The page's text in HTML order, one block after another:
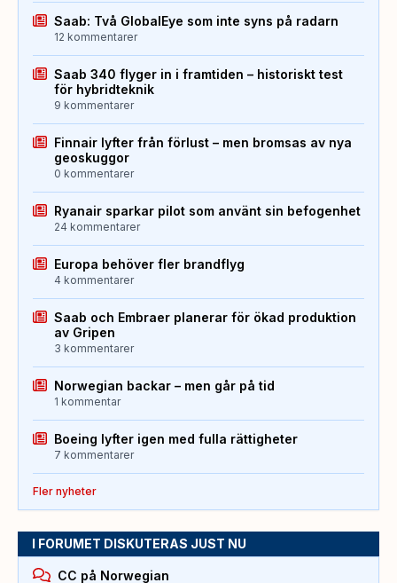
Saab: Två GlobalEye som inte syns på radarn
12 kommentarer
Saab 340 flyger in i framtiden – historiskt test
för hybridteknik
9 kommentarer
Finnair lyfter från förlust – men bromsas av nya
geoskuggor
0 kommentarer
Ryanair sparkar pilot som använt sin befogenhet
24 kommentarer
Europa behöver fler brandflyg
4 kommentarer
Saab och Embraer planerar för ökad produktion
av Gripen
3 kommentarer
Norwegian backar – men går på tid
1 kommentar
Boeing lyfter igen med fulla rättigheter
7 kommentarer
Fler nyheter
I FORUMET DISKUTERAS JUST NU
CC på Norwegian